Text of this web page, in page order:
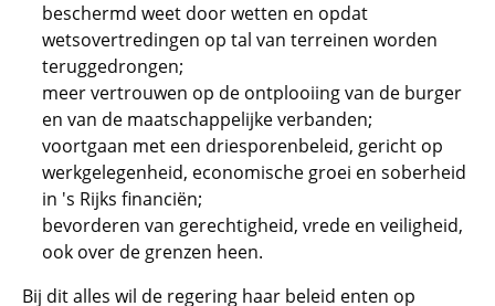
beschermd weet door wetten en opdat
wetsovertredingen op tal van terreinen worden
teruggedrongen;
meer vertrouwen op de ontplooiing van de burger
en van de maatschappelijke verbanden;
voortgaan met een driesporenbeleid, gericht op
werkgelegenheid, economische groei en soberheid
in 's Rijks financiën;
bevorderen van gerechtigheid, vrede en veiligheid,
ook over de grenzen heen.
Bij dit alles wil de regering haar beleid enten op